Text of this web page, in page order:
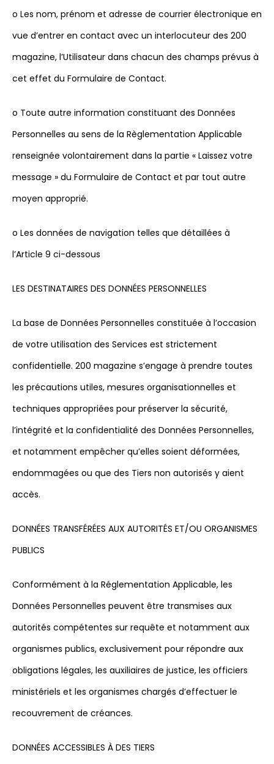
o Les nom, prénom et adresse de courrier électronique en
vue d’entrer en contact avec un interlocuteur des 200
magazine, l’Utilisateur dans chacun des champs prévus à
cet effet du Formulaire de Contact.
o Toute autre information constituant des Données
Personnelles au sens de la Règlementation Applicable
renseignée volontairement dans la partie « Laissez votre
message » du Formulaire de Contact et par tout autre
moyen approprié.
o Les données de navigation telles que détaillées à
l’Article 9 ci-dessous
LES DESTINATAIRES DES DONNÉES PERSONNELLES
La base de Données Personnelles constituée à l’occasion
de votre utilisation des Services est strictement
confidentielle. 200 magazine s’engage à prendre toutes
les précautions utiles, mesures organisationnelles et
techniques appropriées pour préserver la sécurité,
l’intégrité et la confidentialité des Données Personnelles,
et notamment empêcher qu’elles soient déformées,
endommagées ou que des Tiers non autorisés y aient
accès.
DONNÉES TRANSFÉRÉES AUX AUTORITÉS ET/OU ORGANISMES
PUBLICS
Conformément à la Réglementation Applicable, les
Données Personnelles peuvent être transmises aux
autorités compétentes sur requête et notamment aux
organismes publics, exclusivement pour répondre aux
obligations légales, les auxiliaires de justice, les officiers
ministériels et les organismes chargés d’effectuer le
recouvrement de créances.
DONNÉES ACCESSIBLES À DES TIERS